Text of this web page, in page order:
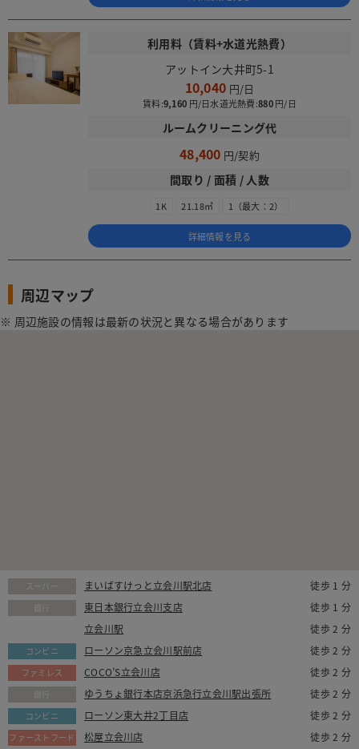
利用料（賃料+水道光熱費）
アットイン大井町5-1
10,040
賃料:9,160 水道光熱費:880
ルームクリーニング代
48,400
間取り / 面積 / 人数
1K 21.18㎡ 1（最大：2）
詳細情報を見る
周辺マップ
※ 周辺施設の情報は最新の状況と異なる場合があります
スーパー まいばすけっと立会川駅北店 徒歩 1 分
銀行 東日本銀行立会川支店 徒歩 1 分
立会川駅 徒歩 2 分
コンビニ ローソン京急立会川駅前店 徒歩 2 分
ファミレス COCO’S立会川店 徒歩 2 分
銀行 ゆうちょ銀行本店京浜急行立会川駅出張所 徒歩 2 分
コンビニ ローソン東大井2丁目店 徒歩 2 分
ファーストフード 松屋立会川店 徒歩 2 分